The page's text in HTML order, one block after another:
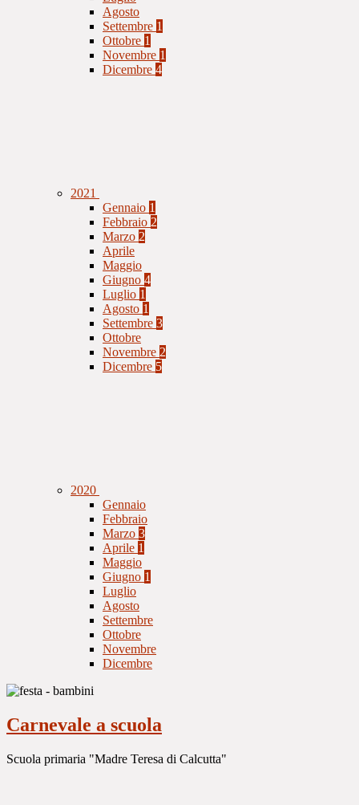
Agosto
Settembre 1
Ottobre 1
Novembre 1
Dicembre 4
2021
Gennaio 1
Febbraio 2
Marzo 2
Aprile
Maggio
Giugno 4
Luglio 1
Agosto 1
Settembre 3
Ottobre
Novembre 2
Dicembre 5
2020
Gennaio
Febbraio
Marzo 3
Aprile 1
Maggio
Giugno 1
Luglio
Agosto
Settembre
Ottobre
Novembre
Dicembre
Carnevale a scuola
Scuola primaria "Madre Teresa di Calcutta"